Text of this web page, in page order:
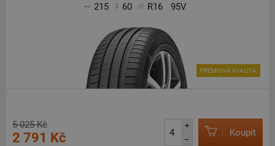
215 60 R16 95V
PRÉMIOVÁ KVALITA
5 025 Kč
2 791 Kč
+
–
Koupit